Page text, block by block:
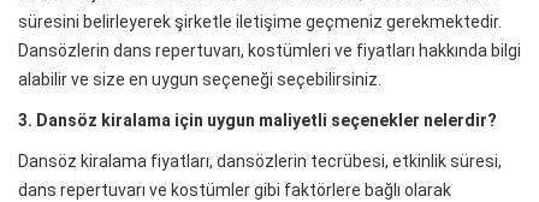
süresini belirleyerek şirketle iletişime geçmeniz gerekmektedir.
Dansözlerin dans repertuvarı, kostümleri ve fiyatları hakkında bilgi
alabilir ve size en uygun seçeneği seçebilirsiniz.
3. Dansöz kiralama için uygun maliyetli seçenekler nelerdir?
Dansöz kiralama fiyatları, dansözlerin tecrübesi, etkinlik süresi,
dans repertuvarı ve kostümler gibi faktörlere bağlı olarak